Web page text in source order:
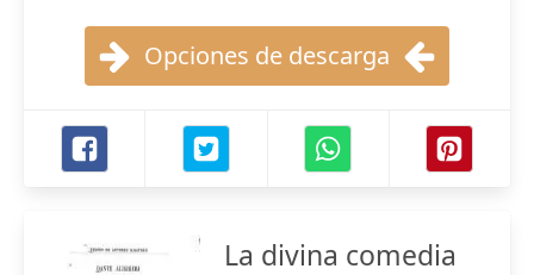
Opciones de descarga
La divina comedia